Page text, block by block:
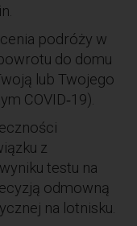
podróży w
do domu
lub Twojego
COVID‑19).
z
testu na
odmowną
na lotnisku.